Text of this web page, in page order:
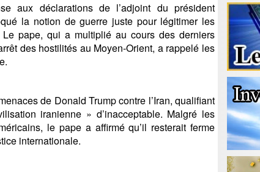
aux déclarations de l’adjoint du président
la notion de guerre juste pour légitimer les
pape, qui a multiplié au cours des derniers
des hostilités au Moyen-Orient, a rappelé les
de Donald Trump contre l’Iran, qualifiant
iranienne » d’inacceptable. Malgré les
le pape a affirmé qu’il resterait ferme
internationale.